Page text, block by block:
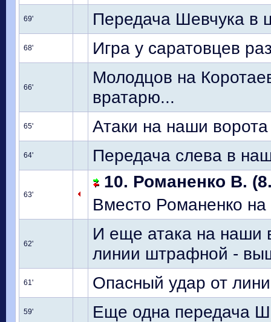
69' Передача Шевчука в
68' Игра у саратовцев
66'
Молодцов на
вратарю...
65' Атаки на наши
64' Передача слева в
63'
10. Романенко В.
Вместо Романенко
62'
И еще атака на наши
линии штрафной -
61' Опасный удар от
59' Еще одна передача